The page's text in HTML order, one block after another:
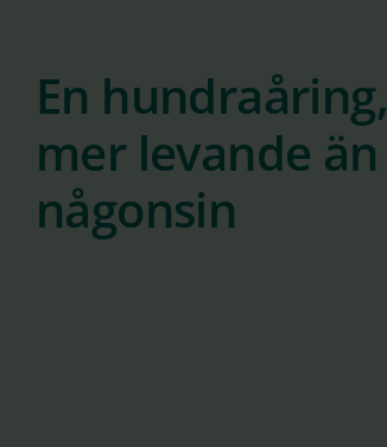
En hundraåring,
mer levande än
någonsin